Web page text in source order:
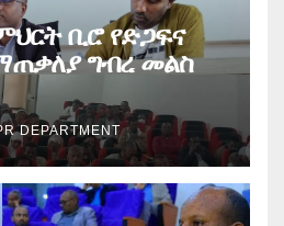
ቢሮ የድጋፍና
ግብረ መልስ
DEPARTMENT